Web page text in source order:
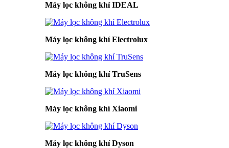
Máy lọc không khí IDEAL
Máy lọc không khí Electrolux
Máy lọc không khí TruSens
Máy lọc không khí Xiaomi
Máy lọc không khí Dyson